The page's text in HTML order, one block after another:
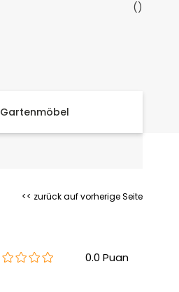
Gartenmöbel
<< zurück auf vorherige Seite
0.0